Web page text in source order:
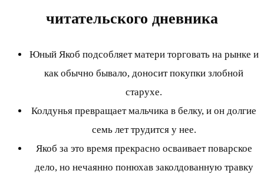
читательского дневника
Юный Якоб подсобляет матери торговать на рынке и
как обычно бывало, доносит покупки злобной
старухе.
Колдунья превращает мальчика в белку, и он долгие
семь лет трудится у нее.
Якоб за это время прекрасно осваивает поварское
дело, но нечаянно понюхав заколдованную травку